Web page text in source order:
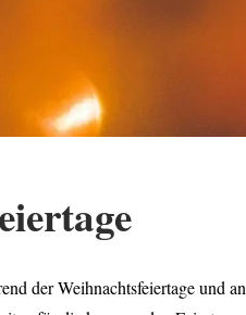
der Weihnachtsfeiertage und an